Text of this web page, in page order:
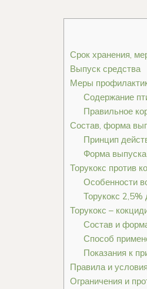
Срок хранения,
Выпуск средства
Меры
Содержание
Правильное
Состав, форма
Принцип
Форма выпуска
Торукокс против
Особенности
Торукокс
Торукокс –
Состав и
Способ
Показания к
Правила и
Ограничения и